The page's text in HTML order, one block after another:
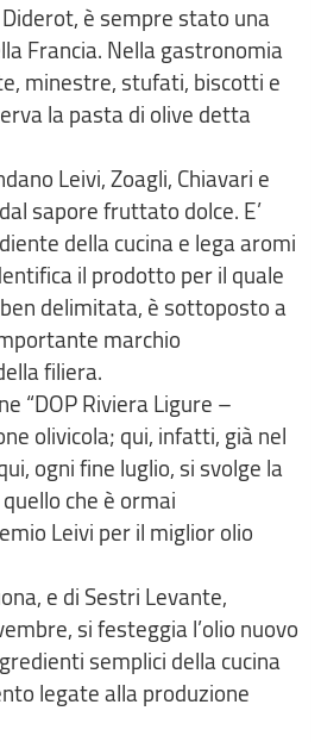
è sempre stato una
Francia. Nella gastronomia
minestre, stufati, biscotti e
la pasta di olive detta
Leivi, Zoagli, Chiavari e
sapore fruttato dolce. E’
della cucina e lega aromi
il prodotto per il quale
delimitata, è sottoposto a
marchio
filiera.
“DOP Riviera Ligure –
olivicola; qui, infatti, già nel
ogni fine luglio, si svolge la
che è ormai
Leivi per il miglior olio
e di Sestri Levante,
si festeggia l’olio nuovo
semplici della cucina
legate alla produzione